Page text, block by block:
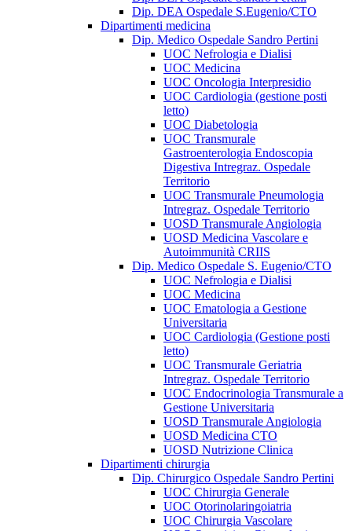
Dip. DEA Ospedale S.Eugenio/CTO
Dipartimenti medicina
Dip. Medico Ospedale Sandro Pertini
UOC Nefrologia e Dialisi
UOC Medicina
UOC Oncologia Interpresidio
UOC Cardiologia (gestione posti
letto)
UOC Diabetologia
UOC Transmurale
Gastroenterologia Endoscopia
Digestiva Intregraz. Ospedale
Territorio
UOC Transmurale Pneumologia
Intregraz. Ospedale Territorio
UOSD Transmurale Angiologia
UOSD Medicina Vascolare e
Autoimmunità CRIIS
Dip. Medico Ospedale S. Eugenio/CTO
UOC Nefrologia e Dialisi
UOC Medicina
UOC Ematologia a Gestione
Universitaria
UOC Cardiologia (Gestione posti
letto)
UOC Transmurale Geriatria
Intregraz. Ospedale Territorio
UOC Endocrinologia Transmurale a
Gestione Universitaria
UOSD Transmurale Angiologia
UOSD Medicina CTO
UOSD Nutrizione Clinica
Dipartimenti chirurgia
Dip. Chirurgico Ospedale Sandro Pertini
UOC Chirurgia Generale
UOC Otorinolaringoiatria
UOC Chirurgia Vascolare